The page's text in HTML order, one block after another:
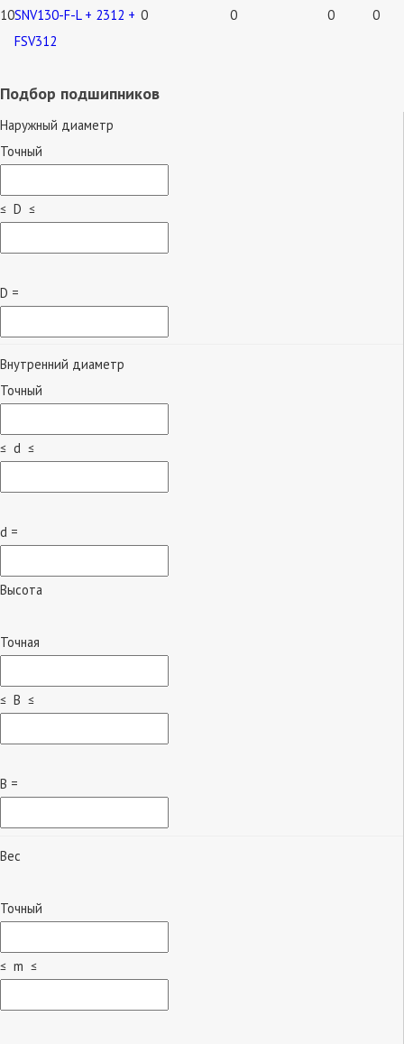
10SNV130-F-L + 2312 +
FSV312
0 0 0 0
Подбор подшипников
Наружный диаметр
Точный
≤ D ≤
D =
Внутренний диаметр
Точный
≤ d ≤
d =
Высота
Точная
≤ B ≤
B =
Вес
Точный
≤ m ≤